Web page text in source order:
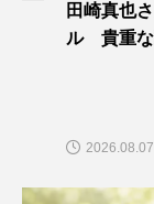
田崎真也
ル 貴重な
2026.08.07